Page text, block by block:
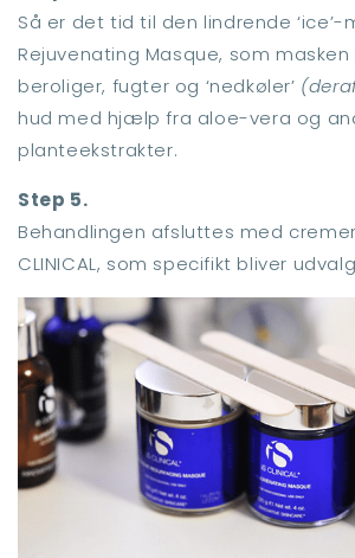
Så er det tid til den lindrende ‘ice’-
Rejuvenating Masque, som
beroliger, fugter og ‘nedkøler’
hud med hjælp fra aloe-vera og
planteekstrakter.
Step 5.
Behandlingen afsluttes med
CLINICAL, som specifikt bliver